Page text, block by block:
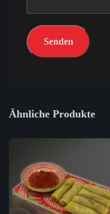
Ähnliche Produkte